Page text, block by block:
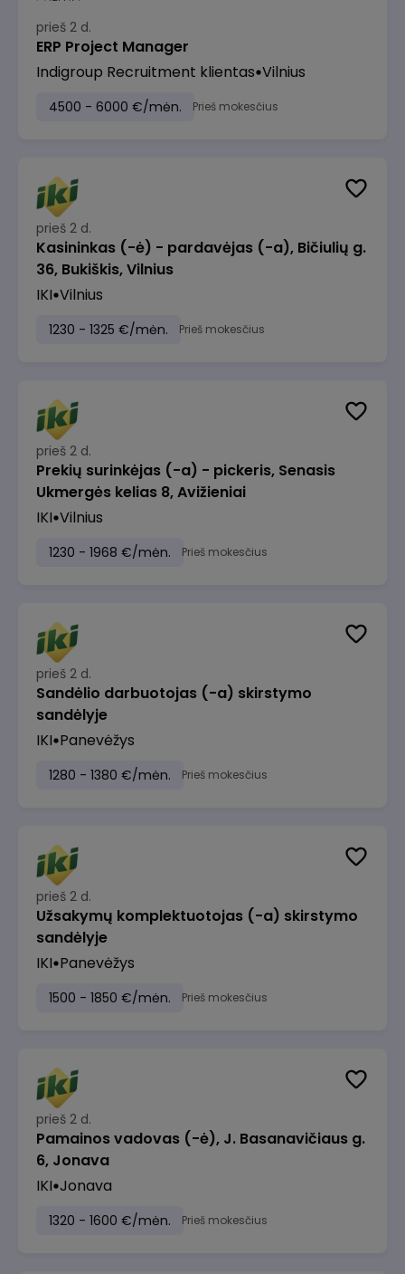
prieš 2 d.
ERP Project Manager
Indigroup Recruitment klientas Vilnius
4500 - 6000 €/mėn. Prieš mokesčius
prieš 2 d.
Kasininkas (-ė) - pardavėjas (-a), Bičiulių g.
36, Bukiškis, Vilnius
IKI Vilnius
1230 - 1325 €/mėn. Prieš mokesčius
prieš 2 d.
Prekių surinkėjas (-a) - pickeris, Senasis
Ukmergės kelias 8, Avižieniai
IKI Vilnius
1230 - 1968 €/mėn. Prieš mokesčius
prieš 2 d.
Sandėlio darbuotojas (-a) skirstymo
sandėlyje
IKI Panevėžys
1280 - 1380 €/mėn. Prieš mokesčius
prieš 2 d.
Užsakymų komplektuotojas (-a) skirstymo
sandėlyje
IKI Panevėžys
1500 - 1850 €/mėn. Prieš mokesčius
prieš 2 d.
Pamainos vadovas (-ė), J. Basanavičiaus g.
6, Jonava
IKI Jonava
1320 - 1600 €/mėn. Prieš mokesčius